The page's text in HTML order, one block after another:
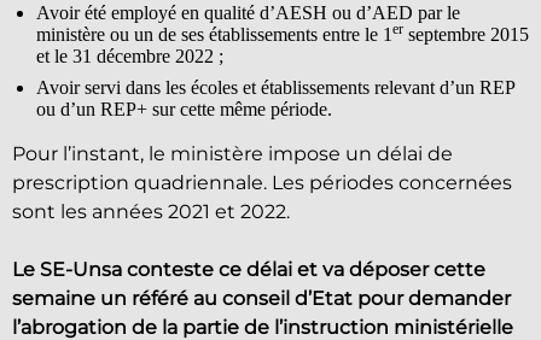
Avoir été employé en qualité d’AESH ou d’AED par le
ministère ou un de ses établissements entre le 1 er septembre 2015
et le 31 décembre 2022 ;
Avoir servi dans les écoles et établissements relevant d’un REP
ou d’un REP+ sur cette même période.
Pour l’instant, le ministère impose un délai de
prescription quadriennale. Les périodes concernées
sont les années 2021 et 2022.
Le SE-Unsa conteste ce délai et va déposer cette
semaine un référé au conseil d’Etat pour demander
l’abrogation de la partie de l’instruction ministérielle